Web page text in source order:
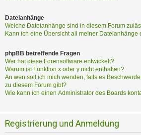
Dateianhänge
Welche Dateianhänge sind in diesem Forum
Kann ich eine Übersicht all meiner Dateianhänge
phpBB betreffende Fragen
Wer hat diese Forensoftware entwickelt?
Warum ist Funktion x oder y nicht enthalten?
An wen soll ich mich wenden, falls es
zu diesem Forum gibt?
Wie kann ich einen Administrator des Boards
Registrierung und Anmeldung